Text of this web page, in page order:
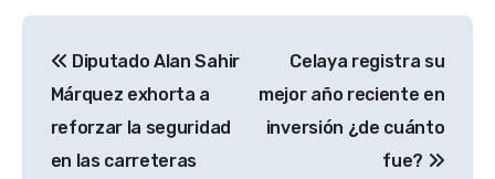
de
entradas
Diputado Alan Sahir
Márquez exhorta a
reforzar la seguridad
en las carreteras
Celaya registra su
mejor año reciente en
inversión ¿de cuánto
fue?